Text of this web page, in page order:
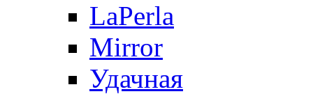
LaPerla
Mirror
Удачная